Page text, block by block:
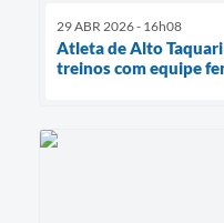
29 ABR 2026 - 16h08
Atleta de Alto
treinos com equipe